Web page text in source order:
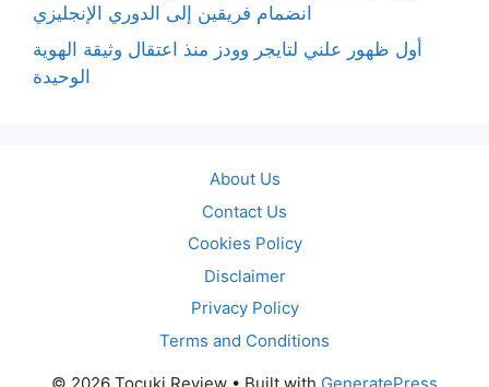
انضمام فريقين إلى الدوري الإنجليزي
أول ظهور علني لتايجر وودز منذ اعتقال وثيقة الهوية
الوحيدة
About Us
Contact Us
Cookies Policy
Disclaimer
Privacy Policy
Terms and Conditions